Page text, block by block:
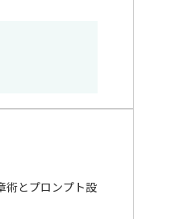
術とプロンプト設